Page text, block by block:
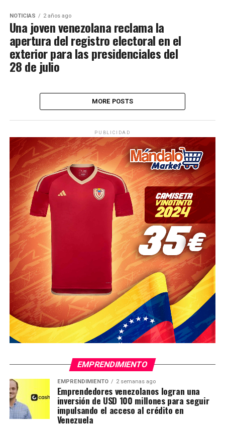
NOTICIAS 2 años ago
Una joven venezolana reclama la
apertura del registro electoral en el
exterior para las presidenciales del
28 de julio
MORE POSTS
PUBLICIDAD
EMPRENDIMIENTO
EMPRENDIMIENTO 2 semanas ago
Emprendedores venezolanos logran una
inversión de USD 100 millones para seguir
impulsando el acceso al crédito en
Venezuela